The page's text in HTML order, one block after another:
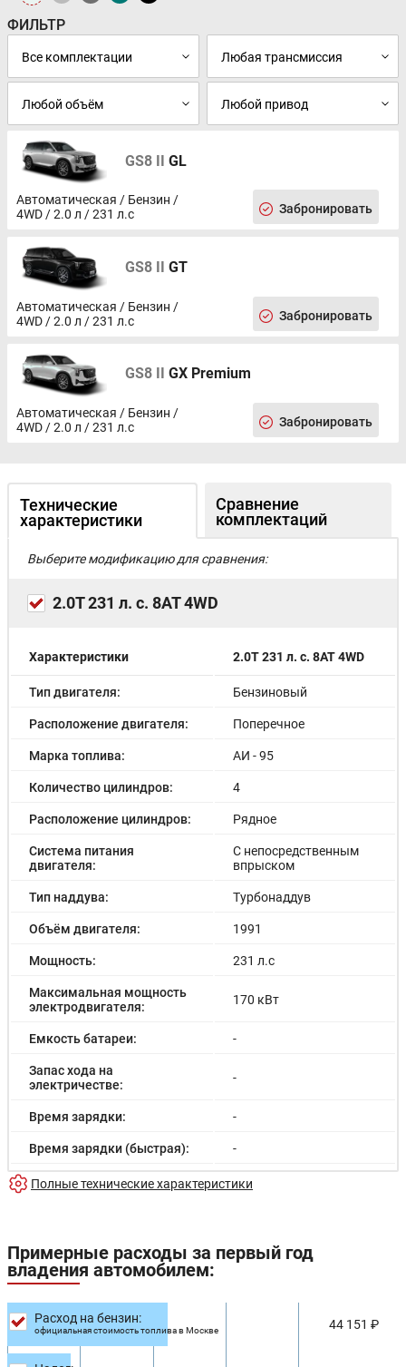
ФИЛЬТР
GS8 II GL
Автоматическая / Бензин /
4WD / 2.0 л / 231 л.с
Забронировать
GS8 II GT
Автоматическая / Бензин /
4WD / 2.0 л / 231 л.с
Забронировать
GS8 II GX Premium
Автоматическая / Бензин /
4WD / 2.0 л / 231 л.с
Забронировать
Технические
характеристики
Сравнение
комплектаций
Выберите модификацию для сравнения:
2.0T 231 л. с. 8AT 4WD
Характеристики 2.0T 231 л. с. 8AT 4WD
Тип двигателя: Бензиновый
Расположение двигателя: Поперечное
Марка топлива: АИ - 95
Количество цилиндров: 4
Расположение цилиндров: Рядное
Система питания
двигателя:
С непосредственным
впрыском
Тип наддува: Турбонаддув
Объём двигателя: 1991
Мощность: 231 л.с
Максимальная мощность
электродвигателя:
170 кВт
Емкость батареи: -
Запас хода на
электричестве:
-
Время зарядки: -
Время зарядки (быстрая): -
Разгон до 100км/час: -
Расход в загородном
Расход в смешанном
цикле:
Полные технические характеристики
Примерные расходы за первый год
владения автомобилем:
Расход на бензин:
официальная стоимость топлива в Москве 44 151 ₽